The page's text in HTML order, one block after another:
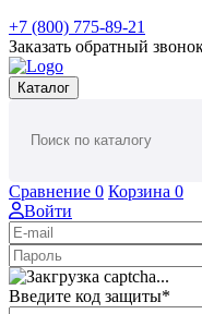
+7 (800) 775-89-21
Заказать обратный
Каталог
Сравнение 0 Корзина 0
Войти
Введите код защиты*